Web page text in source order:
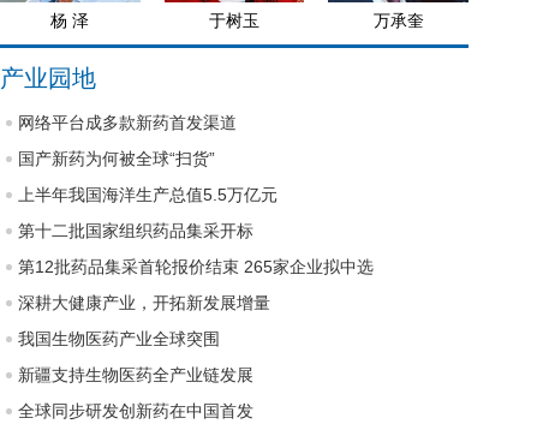
杨 泽 于树玉 万承奎
产业园地
网络平台成多款新药首发渠道
国产新药为何被全球“扫货”
上半年我国海洋生产总值5.5万亿元
第十二批国家组织药品集采开标
第12批药品集采首轮报价结束 265家企业拟中选
深耕大健康产业，开拓新发展增量
我国生物医药产业全球突围
新疆支持生物医药全产业链发展
全球同步研发创新药在中国首发